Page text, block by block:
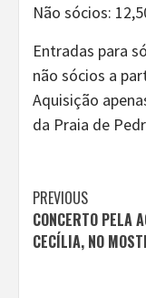
Não sócios:
Entradas para
não sócios a
Aquisição
da Praia de
Continue
Reading
PREVIOUS
CONCERTO PELA
CECÍLIA, NO